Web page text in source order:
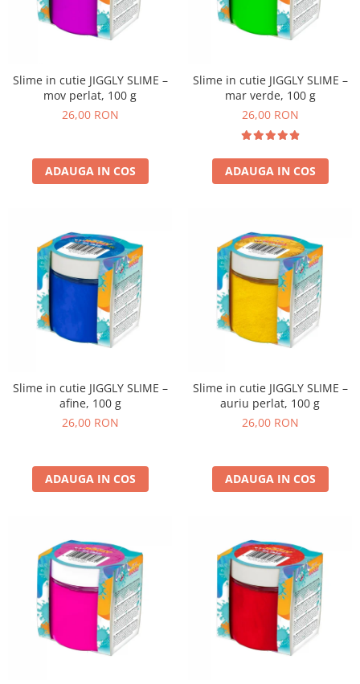
Jucarii dentitie
Teatru de papusi
Umbrele
Stilouri
Tempera și acuarele
Slime in cutie JIGGLY SLIME –
mov perlat, 100 g
26,00 RON
ADAUGA IN COS
Slime in cutie JIGGLY SLIME –
mar verde, 100 g
26,00 RON
ADAUGA IN COS
Slime in cutie JIGGLY SLIME –
afine, 100 g
26,00 RON
ADAUGA IN COS
Slime in cutie JIGGLY SLIME –
auriu perlat, 100 g
26,00 RON
ADAUGA IN COS